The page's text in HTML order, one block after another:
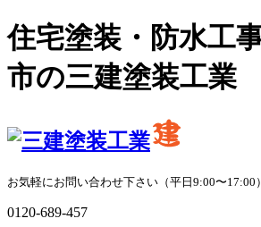
住宅塗装・防水工
市の三建塗装工業
お気軽にお問い合わせ下さい（平日9:00〜17:00）
0120-689-457